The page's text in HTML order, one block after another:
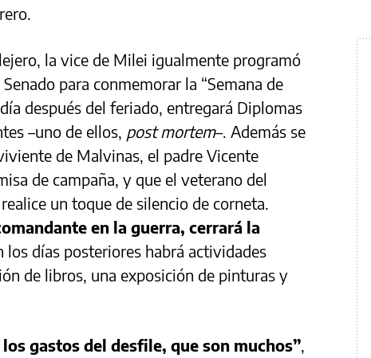
la vice de Milei igualmente programó
para conmemorar la “Semana de
después del feriado, entregará Diplomas
–uno de ellos, post mortem–. Además se
de Malvinas, el padre Vicente
de campaña, y que el veterano del
un toque de silencio de corneta.
en la guerra, cerrará la
los días posteriores habrá actividades
de libros, una exposición de pinturas y
gastos del desfile, que son muchos”,